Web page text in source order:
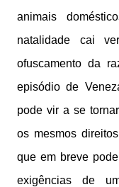
animais
natalidade cai
ofuscamento da
episódio de
pode vir a se
os mesmos
que em breve
exigências de